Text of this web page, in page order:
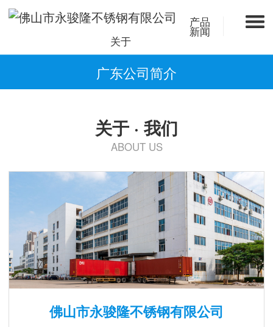
产品
新闻
关于
广东公司简介
关于 · 我们
ABOUT US
佛山市永骏隆不锈钢有限公司